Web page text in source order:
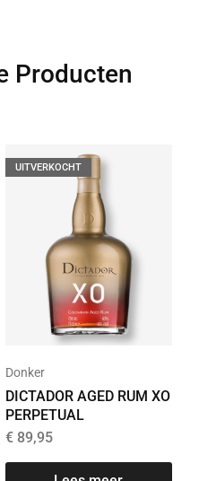
Producten
UITVERKOCHT
Donker
DICTADOR AGED RUM XO
PERPETUAL
€89,95